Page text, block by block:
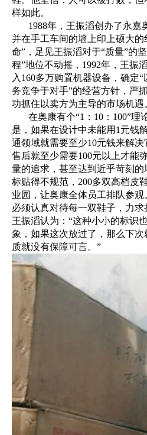
样如此。
1988年，王振滔创办了永嘉
并在手工车间的墙上印上硕大
命”，足见王振滔对于“质量”的
程”地位不动摇，1992年，王振
入160多万购置机器设备，确定
务竞争于对手”的经营方针，严
功抓住以卖方为主导的市场机遇
在奥康有个“1：10：100”理
是，如果在设计中未能用1元钱
通领域就需要至少10元钱来解决
售后就至少需要100元以上才能
量的追求，甚至达到近乎苛刻的
标贴得不规范，200多双高档皮
业园，让奥康全体员工排队参观
必须认真对待每一双鞋子，力求
王振滔认为：“这种小小的标识
象，如果这次放过了，那么下
质就没有保障可言。”